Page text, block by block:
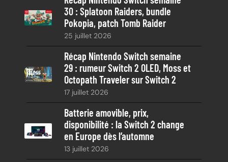
30 : Splatoon Raiders, bundle
Pokopia, patch Tomb Raider
25 juillet 2026
Récap Nintendo Switch semaine
29 : rumeur Switch 2 OLED, Moss et
Octopath Traveler sur Switch 2
17 juillet 2026
Batterie amovible, prix,
disponibilité : la Switch 2 change
en Europe dès l’automne
13 juillet 2026